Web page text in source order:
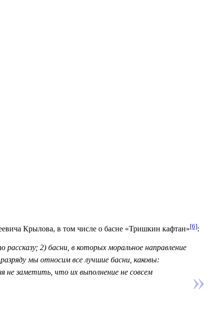
Крылова, в том числе о басне «Тришкин кафтан»[6]:
2) басни, в которых моральное направление
мы относим все лучшие басни, каковы:
не заметить, что их выполнение не совсем